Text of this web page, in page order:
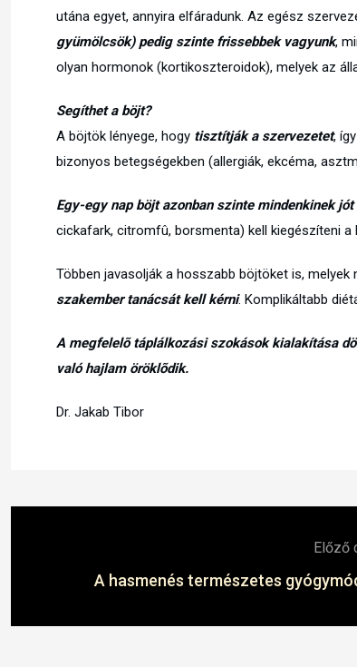
utána egyet, annyira elfáradunk. Az egész
gyümölcsök) pedig szinte frissebbek vagyunk,
olyan hormonok (kortikoszteroidok), melyek az
Segíthet a böjt?
A böjtök lényege, hogy tisztítják a szervezetet, így
bizonyos betegségekben (allergiák, ekcéma,
Egy-egy nap böjt azonban szinte mindenkinek
cickafark, citromfû, borsmenta) kell kiegészíteni
Többen javasolják a hosszabb böjtöket is,
szakember tanácsát kell kérni. Komplikáltabb
A megfelelõ táplálkozási szokások kialakítása
való hajlam öröklõdik.
Dr. Jakab Tibor
Előző
A hasmenés természetes